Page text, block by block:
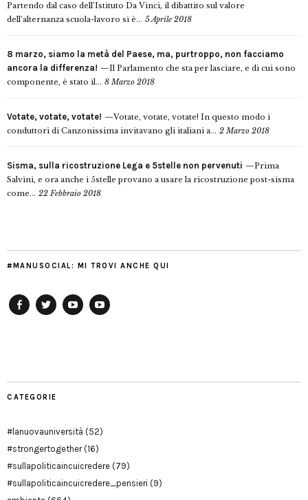
Partendo dal caso dell’Istituto Da Vinci, il dibattito sul valore
dell’alternanza scuola-lavoro si è... 5 Aprile 2018
8 marzo, siamo la metà del Paese, ma, purtroppo, non facciamo
ancora la differenza!
Il Parlamento che sta per lasciare, e di cui sono
componente, è stato il... 8 Marzo 2018
Votate, votate, votate!
Votate, votate, votate! In questo modo i
conduttori di Canzonissima invitavano gli italiani a... 2 Marzo 2018
Sisma, sulla ricostruzione Lega e 5stelle non pervenuti
Prima
Salvini, e ora anche i 5stelle provano a usare la ricostruzione post-sisma
come... 22 Febbraio 2018
#MANUSOCIAL: MI TROVI ANCHE QUI
CATEGORIE
#lanuovauniversità (52)
#strongertogether(16)
#sullapoliticaincuicredere (79)
#sullapoliticaincuicredere_pensieri (9)